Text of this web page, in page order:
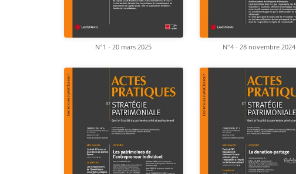
N°1 - 20 mars 2025 N°4 - 28 novembre 2024